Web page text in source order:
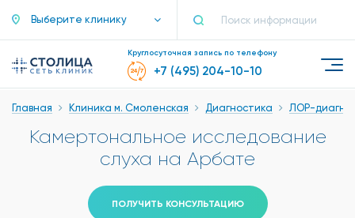
Выберите клинику
Круглосуточная запись по телефону
+7 (495) 204-10-10
Главная Клиника м. Смоленская Диагностика ЛОР-
Камертональное исследование
слуха на Арбате
ПОЛУЧИТЬ КОНСУЛЬТАЦИЮ